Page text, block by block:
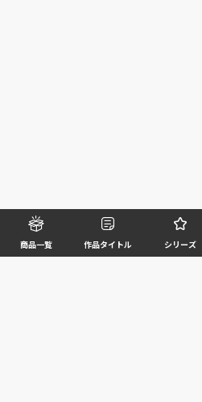
商品一覧 作品タイトル シリーズ